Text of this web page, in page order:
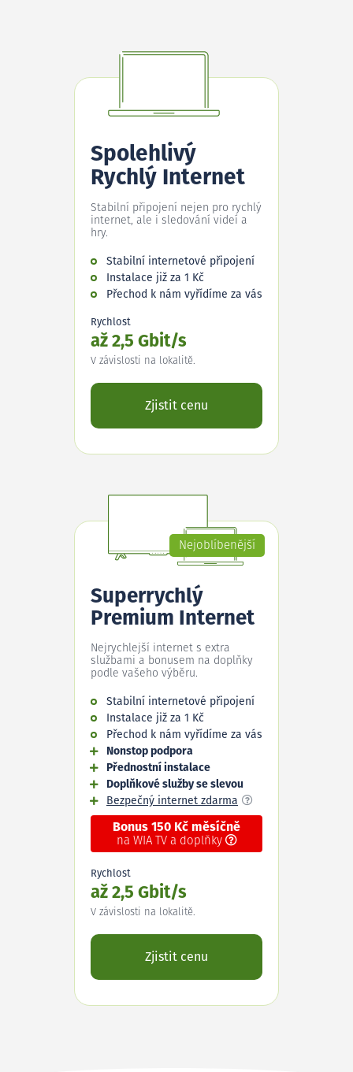
Spolehlivý
Rychlý Internet
Stabilní připojení nejen pro rychlý
internet, ale i sledování videí a
hry.
Stabilní internetové připojení
Instalace již za 1 Kč
Přechod k nám vyřídíme za vás
Rychlost
až 2,5 Gbit/s
V závislosti na lokalitě.
Zjistit cenu
Nejoblíbenější
Superrychlý
Premium Internet
Nejrychlejší internet s extra
službami a bonusem na doplňky
podle vašeho výběru.
Stabilní internetové připojení
Instalace již za 1 Kč
Přechod k nám vyřídíme za vás
Nonstop podpora
Přednostní instalace
Doplňkové služby se slevou
Bezpečný internet zdarma
Bonus 150 Kč měsíčně
na WIA TV a doplňky
Rychlost
až 2,5 Gbit/s
V závislosti na lokalitě.
Zjistit cenu